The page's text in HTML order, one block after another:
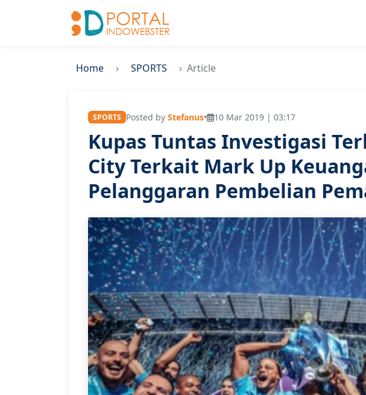
Home SPORTS Article
SPORTS Posted by Stefanus• 10 Mar 2019 | 03:17
Kupas Tuntas Investigasi
City Terkait Mark Up
Pelanggaran Pembelian